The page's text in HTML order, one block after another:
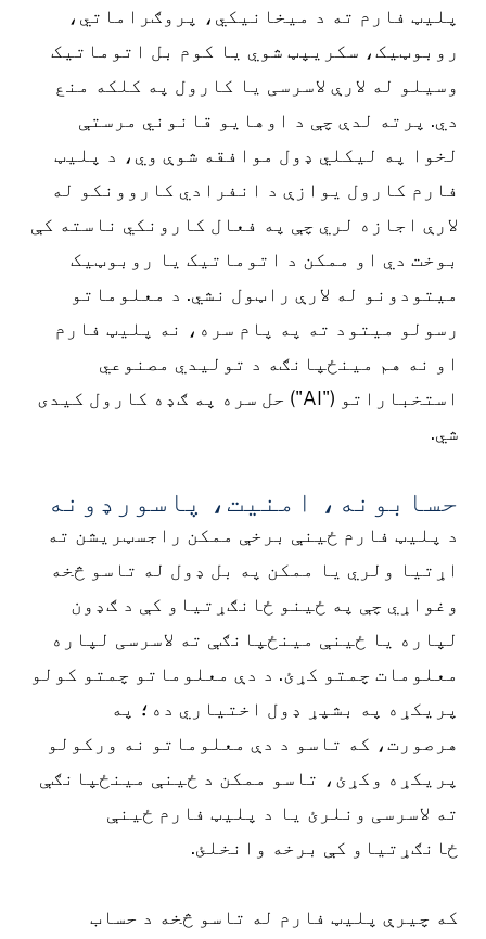
پلیټ فارم ته د میخانیکي، پروګراماتي،
روبوټیک، سکریپټ شوي یا کوم بل اتوماتیک
وسیلو له لارې لاسرسی یا کارول په کلکه منع
دي. پرته لدې چې د اوهایو قانوني مرستې
لخوا په لیکلي ډول موافقه شوې وي، د پلیټ
فارم کارول یوازې د انفرادي کاروونکو له
لارې اجازه لري چې په فعال کارونکي ناسته کې
بوخت دي او ممکن د اتوماتیک یا روبوټیک
میتودونو له لارې راټول نشي. د معلوماتو
رسولو میتود ته په پام سره، نه پلیټ فارم
او نه هم مینځپانګه د تولیدي مصنوعي
استخباراتو ("AI") حل سره په ګډه کارول کیدی
شي.
حسابونه، امنیت، پاسورډونه
د پلیټ فارم ځینې برخې ممکن راجسټریشن ته
اړتیا ولري یا ممکن په بل ډول له تاسو څخه
وغواړي چې په ځینو ځانګړتیاو کې د ګډون
لپاره یا ځینې مینځپانګې ته لاسرسی لپاره
معلومات چمتو کړئ. د دې معلوماتو چمتو کولو
پریکړه په بشپړ ډول اختیاري ده؛ په
هرصورت، که تاسو د دې معلوماتو نه ورکولو
پریکړه وکړئ، تاسو ممکن د ځینې مینځپانګې
ته لاسرسی ونلرئ یا د پلیټ فارم ځینې
ځانګړتیاو کې برخه وانخلئ.
که چیرې پلیټ فارم له تاسو څخه د حساب